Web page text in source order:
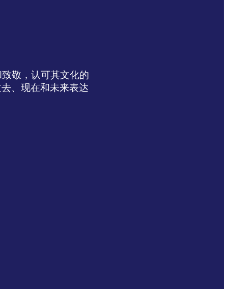
敬，认可其文化的
、现在和未来表达